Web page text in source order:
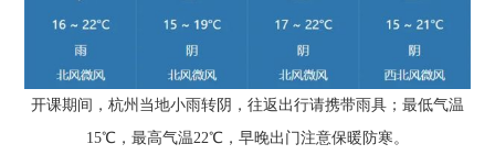
开课期间，杭州当地小雨转阴，往返出行请携带雨具；最低气温
15℃，最高气温22℃，早晚出门注意保暖防寒。